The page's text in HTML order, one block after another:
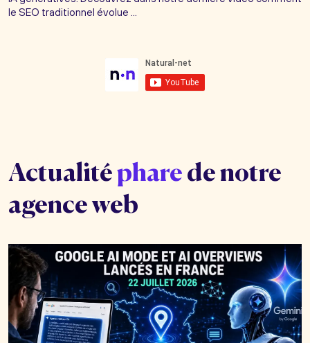
le SEO traditionnel évolue ...
Actualitéphare de notre
agence web